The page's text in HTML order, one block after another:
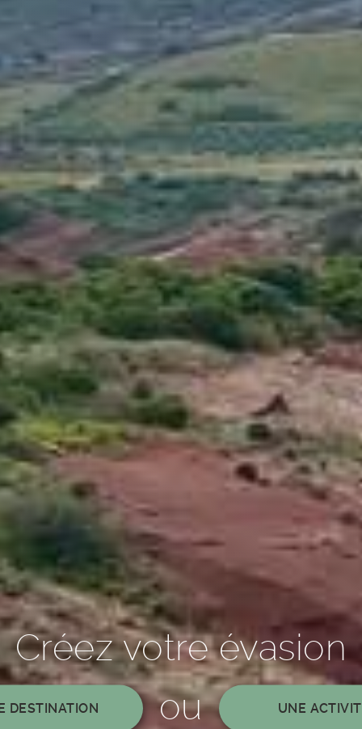
Créez votre évasion
DESTINATION ou UNE
ET CEVENNES VALLEE DE